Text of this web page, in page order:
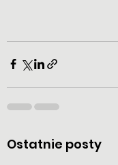
Ostatnie posty